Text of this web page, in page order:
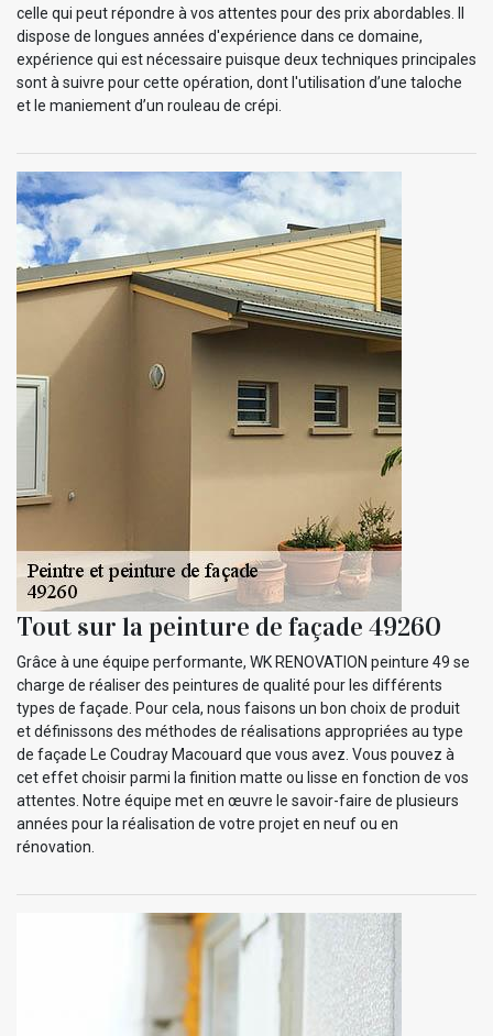
celle qui peut répondre à vos attentes pour des prix abordables. Il
dispose de longues années d'expérience dans ce domaine,
expérience qui est nécessaire puisque deux techniques principales
sont à suivre pour cette opération, dont l'utilisation d’une taloche
et le maniement d’un rouleau de crépi.
Tout sur la peinture de façade 49260
Grâce à une équipe performante, WK RENOVATION peinture 49 se
charge de réaliser des peintures de qualité pour les différents
types de façade. Pour cela, nous faisons un bon choix de produit
et définissons des méthodes de réalisations appropriées au type
de façade Le Coudray Macouard que vous avez. Vous pouvez à
cet effet choisir parmi la finition matte ou lisse en fonction de vos
attentes. Notre équipe met en œuvre le savoir-faire de plusieurs
années pour la réalisation de votre projet en neuf ou en
rénovation.